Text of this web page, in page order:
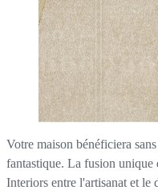
Votre maison bénéficiera
fantastique. La fusion
Interiors entre l'artisanat et le